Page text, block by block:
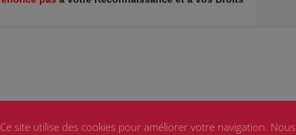
Ce site utilise des cookies pour améliorer votre navigation. Nous